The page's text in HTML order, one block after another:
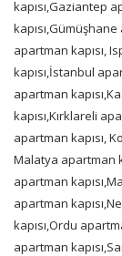
kapısı,Gaziantep
apartman kapısı,
kapısı,İstanbul
apartman
kapısı,Kırklareli
apartman kapısı,
Malatya apartman
apartman
apartman
kapısı,Ordu
apartman